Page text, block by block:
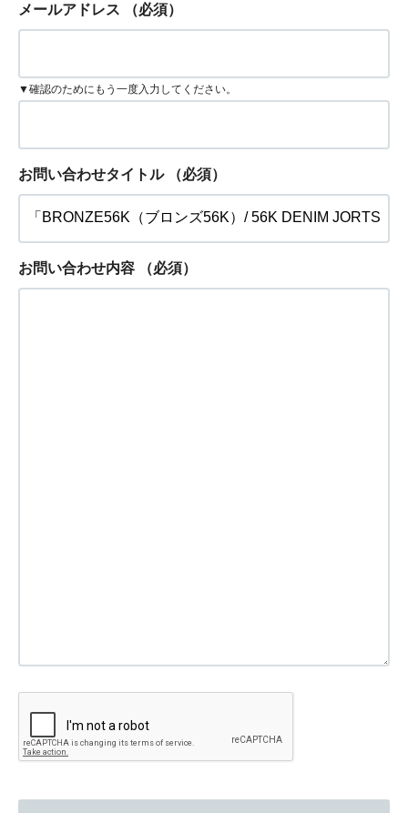
メールアドレス （必須）
▼確認のためにもう一度入力してください。
お問い合わせタイトル （必須）
お問い合わせ内容 （必須）